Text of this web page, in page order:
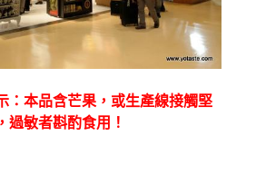
：本品含芒果，或生產線接觸堅
過敏者斟酌食用！